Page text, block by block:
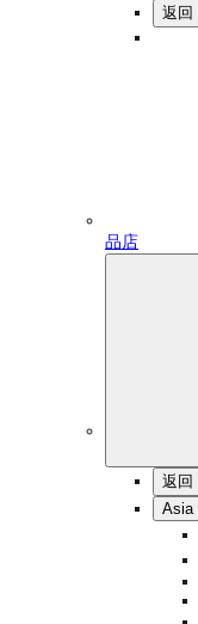
返回
品店
返回
Asia